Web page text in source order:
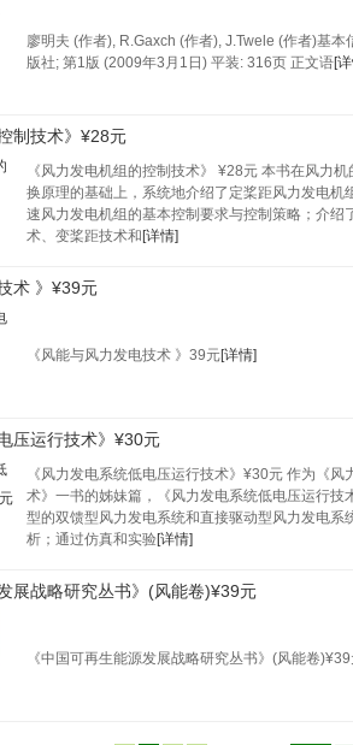
廖明夫 (作者), R.Gaxch (作者), J.Twele (作者)基本
版社; 第1版 (2009年3月1日) 平装: 316页 正文语[
制技术》¥28元
《风力发电机组的控制技术》 ¥28元 本书在风力
换原理的基础上，系统地介绍了定桨距风力发电机
速风力发电机组的基本控制要求与控制策略；介绍
术、变桨距技术和 [详情]
术 》¥39元
《风能与风力发电技术 》39元[详情]
压运行技术》¥30元
《风力发电系统低电压运行技术》¥30元 作为《
术》一书的姊妹篇，《风力发电系统低电压运行技
型的双馈型风力发电系统和直接驱动型风力发电系
析；通过仿真和实验[详情]
展战略研究丛书》(风能卷)¥39元
《中国可再生能源发展战略研究丛书》(风能卷